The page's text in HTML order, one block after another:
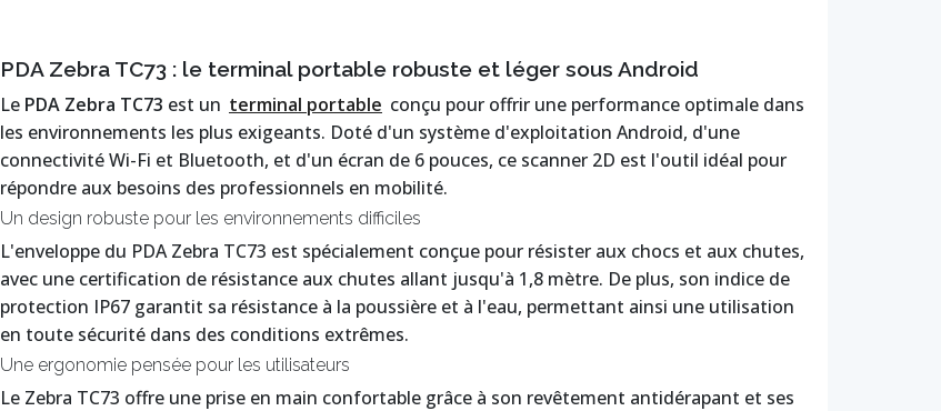
PDA Zebra TC73 : le terminal portable robuste et léger sous Android
Le PDA Zebra TC73 est un terminal portable conçu pour offrir une performance optimale dans
les environnements les plus exigeants. Doté d'un système d'exploitation Android, d'une
connectivité Wi-Fi et Bluetooth, et d'un écran de 6 pouces, ce scanner 2D est l'outil idéal pour
répondre aux besoins des professionnels en mobilité.
Un design robuste pour les environnements difficiles
L'enveloppe du PDA Zebra TC73 est spécialement conçue pour résister aux chocs et aux chutes,
avec une certification de résistance aux chutes allant jusqu'à 1,8 mètre. De plus, son indice de
protection IP67 garantit sa résistance à la poussière et à l'eau, permettant ainsi une utilisation
en toute sécurité dans des conditions extrêmes.
Une ergonomie pensée pour les utilisateurs
Le Zebra TC73 offre une prise en main confortable grâce à son revêtement antidérapant et ses